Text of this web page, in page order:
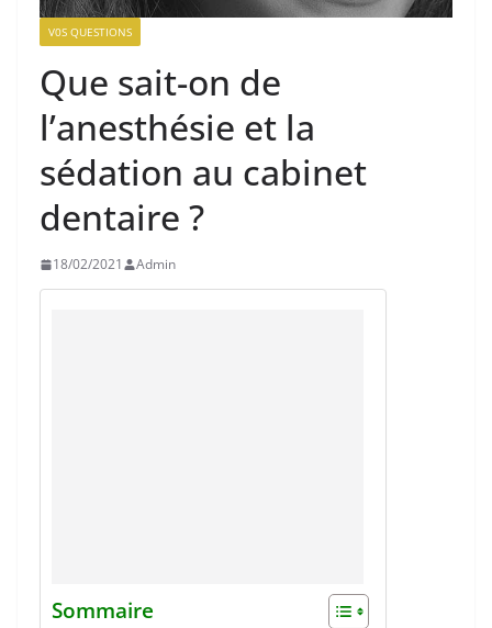
V0S QUESTIONS
Que sait-on de
l’anesthésie et la
sédation au cabinet
dentaire ?
18/02/2021 Admin
Sommaire